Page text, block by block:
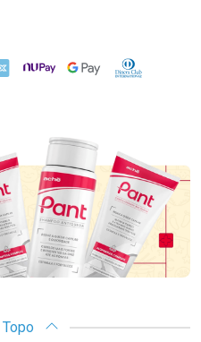
NuPay Google PayDiners Club